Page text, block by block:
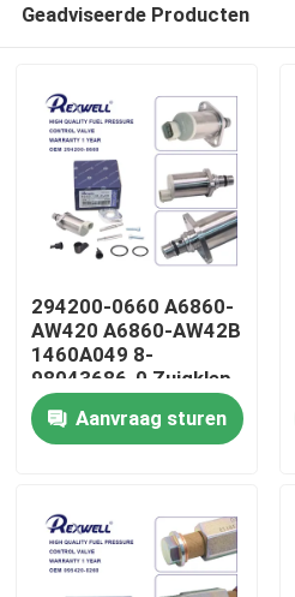
Huis
Producten
Video's
Geadviseerde Producten
294200-0660 A6860-
AW420 A6860-AW42B
1460A049 8-
98043686-0 Zuigklep
voor Nissan Almera
Navara NP300 X-Trail
Primera Mitsubishi
Aanvraag sturen